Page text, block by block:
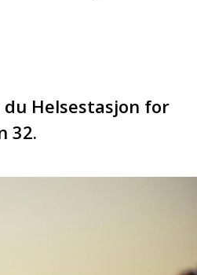
Helsestasjon for
32.